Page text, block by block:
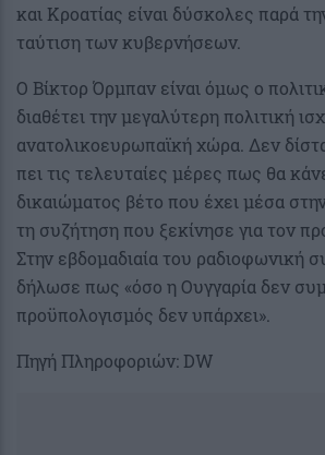
και Κροατίας είναι δύσκολες παρά
ταύτιση των κυβερνήσεων.
Ο Βίκτορ Όρμπαν είναι όμως ο
διαθέτει την μεγαλύτερη πολιτική
ανατολικοευρωπαϊκή χώρα. Δεν
πει τις τελευταίες μέρες πως θα
δικαιώματος βέτο που έχει μέσα
τη συζήτηση που ξεκίνησε για τον
Στην εβδομαδιαία του ραδιοφωνική
δήλωσε πως «όσο η Ουγγαρία δεν
προϋπολογισμός δεν υπάρχει».
Πηγή Πληροφοριών: DW